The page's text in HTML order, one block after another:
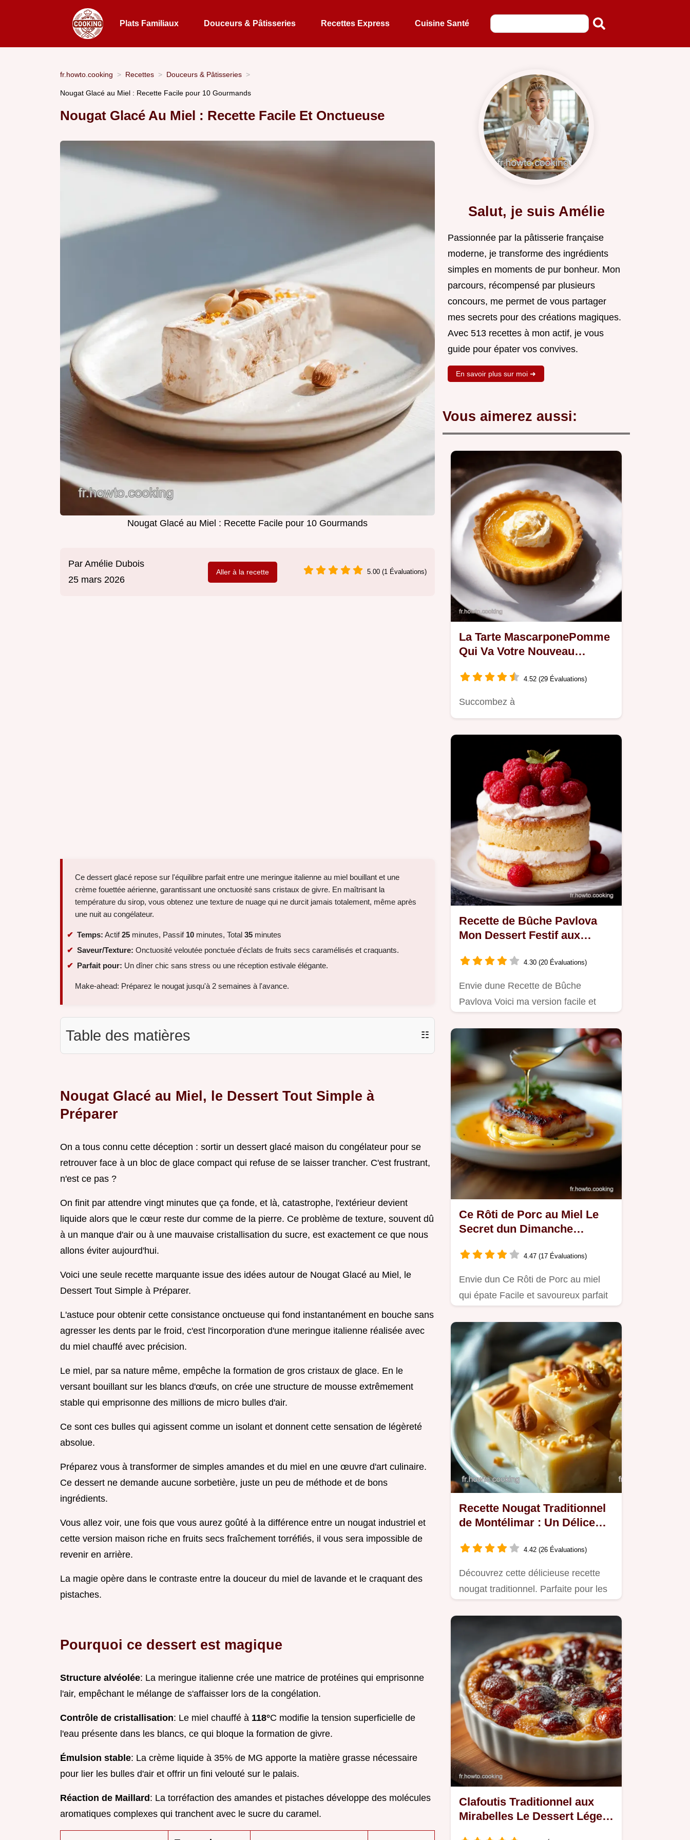
Plats Familiaux Douceurs & Pâtisseries Recettes Express Cuisine Santé
fr.howto.cooking Recettes Douceurs & Pâtisseries
Nougat Glacé au Miel : Recette Facile pour 10 Gourmands
Nougat Glacé Au Miel : Recette Facile Et Onctueuse
Nougat Glacé au Miel : Recette Facile pour 10 Gourmands
Par Amélie Dubois
25 mars 2026
Aller à la recette 5.00 (1 Évaluations)
Ce dessert glacé repose sur l'équilibre parfait entre une meringue italienne au miel bouillant et une
crème fouettée aérienne, garantissant une onctuosité sans cristaux de givre. En maîtrisant la
température du sirop, vous obtenez une texture de nuage qui ne durcit jamais totalement, même après
une nuit au congélateur.
Temps: Actif25 minutes, Passif 10 minutes, Total 35 minutes
Saveur/Texture: Onctuosité veloutée ponctuée d'éclats de fruits secs caramélisés et craquants.
Parfait pour: Un dîner chic sans stress ou une réception estivale élégante.
Make-ahead: Préparez le nougat jusqu'à 2 semaines à l'avance.
Table des matières ☷
Nougat Glacé au Miel, le Dessert Tout Simple à
Préparer
On a tous connu cette déception : sortir un dessert glacé maison du congélateur pour se
retrouver face à un bloc de glace compact qui refuse de se laisser trancher. C'est frustrant,
n'est ce pas ?
On finit par attendre vingt minutes que ça fonde, et là, catastrophe, l'extérieur devient
liquide alors que le cœur reste dur comme de la pierre. Ce problème de texture, souvent dû
à un manque d'air ou à une mauvaise cristallisation du sucre, est exactement ce que nous
allons éviter aujourd'hui.
Voici une seule recette marquante issue des idées autour de Nougat Glacé au Miel, le
Dessert Tout Simple à Préparer.
L'astuce pour obtenir cette consistance onctueuse qui fond instantanément en bouche sans
agresser les dents par le froid, c'est l'incorporation d'une meringue italienne réalisée avec
du miel chauffé avec précision.
Le miel, par sa nature même, empêche la formation de gros cristaux de glace. En le
versant bouillant sur les blancs d'œufs, on crée une structure de mousse extrêmement
stable qui emprisonne des millions de micro bulles d'air.
Ce sont ces bulles qui agissent comme un isolant et donnent cette sensation de légèreté
absolue.
Préparez vous à transformer de simples amandes et du miel en une œuvre d'art culinaire.
Ce dessert ne demande aucune sorbetière, juste un peu de méthode et de bons
ingrédients.
Vous allez voir, une fois que vous aurez goûté à la différence entre un nougat industriel et
cette version maison riche en fruits secs fraîchement torréfiés, il vous sera impossible de
revenir en arrière.
La magie opère dans le contraste entre la douceur du miel de lavande et le craquant des
pistaches.
Pourquoi ce dessert est magique
Structure alvéolée: La meringue italienne crée une matrice de protéines qui emprisonne
l'air, empêchant le mélange de s'affaisser lors de la congélation.
Contrôle de cristallisation: Le miel chauffé à 118°C modifie la tension superficielle de
l'eau présente dans les blancs, ce qui bloque la formation de givre.
Émulsion stable: La crème liquide à 35% de MG apporte la matière grasse nécessaire
pour lier les bulles d'air et offrir un fini velouté sur le palais.
Réaction de Maillard: La torréfaction des amandes et pistaches développe des molécules
aromatiques complexes qui tranchent avec le sucre du caramel.
Salut, je suis Amélie
Passionnée par la pâtisserie française
moderne, je transforme des ingrédients
simples en moments de pur bonheur. Mon
parcours, récompensé par plusieurs
concours, me permet de vous partager
mes secrets pour des créations magiques.
Avec 513 recettes à mon actif, je vous
guide pour épater vos convives.
En savoir plus sur moi ➜
Vous aimerez aussi:
La Tarte MascarponePomme
Qui Va Votre Nouveau
4.52 (29 Évaluations)
Succombez à
Recette de Bûche Pavlova
Mon Dessert Festif aux
4.30 (20 Évaluations)
Envie dune Recette de Bûche
Pavlova Voici ma version facile et
Ce Rôti de Porc au Miel Le
Secret dun Dimanche
4.47 (17 Évaluations)
Envie dun Ce Rôti de Porc au miel
qui épate Facile et savoureux parfait
Recette Nougat Traditionnel
de Montélimar : Un Délice
4.42 (26 Évaluations)
Découvrez cette délicieuse recette
nougat traditionnel. Parfaite pour les
Clafoutis Traditionnel aux
Mirabelles Le Dessert Léger